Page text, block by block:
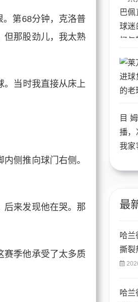
第68分钟，克洛普
但那股劲儿，我太熟
。当时我直接从床上
侧推向球门右侧。
后来发现他在哭。那
赛季他承受了太多质
最
哈兰
撕裂
哈兰